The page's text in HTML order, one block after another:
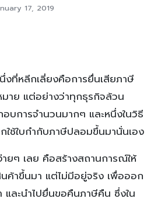
17, 2019
ที่หลีกเลี่ยงคือการยื่นเสียภาษี
มาย แต่อย่างว่าทุกธุรกิจล้วน
บการจำนวนมากๆ และหนึ่งในวิธี
ใช้ใบกำกับภาษีปลอมขึ้นมานั่นเอง
ยๆ เลย คือสร้างสถานการณ์ให้
ค้าขึ้นมา แต่ไม่มีอยู่จริง เพื่อออก
ละนำไปยื่นขอคืนภาษีคืน ซึ่งใน